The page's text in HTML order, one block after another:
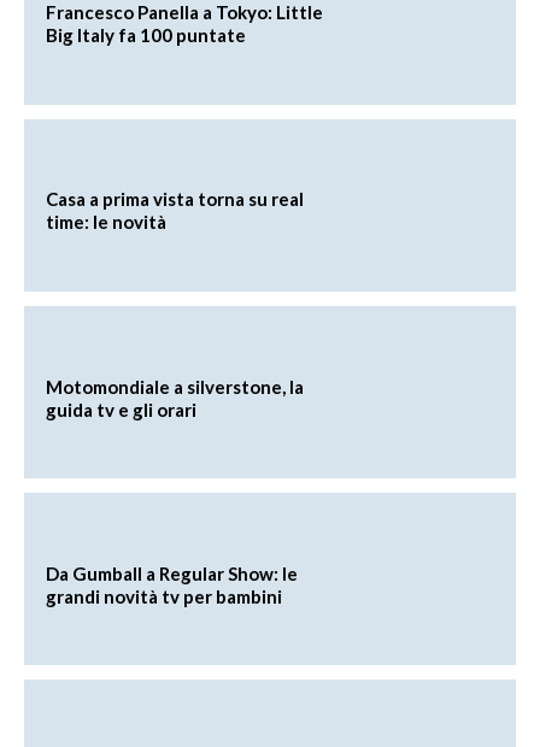
Francesco Panella a Tokyo: Little
Big Italy fa 100 puntate
Casa a prima vista torna su real
time: le novità
Motomondiale a silverstone, la
guida tv e gli orari
Da Gumball a Regular Show: le
grandi novità tv per bambini